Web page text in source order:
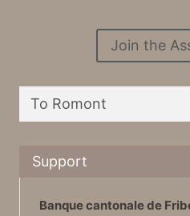
Join the
To Romont
Support
Banque cantonale de